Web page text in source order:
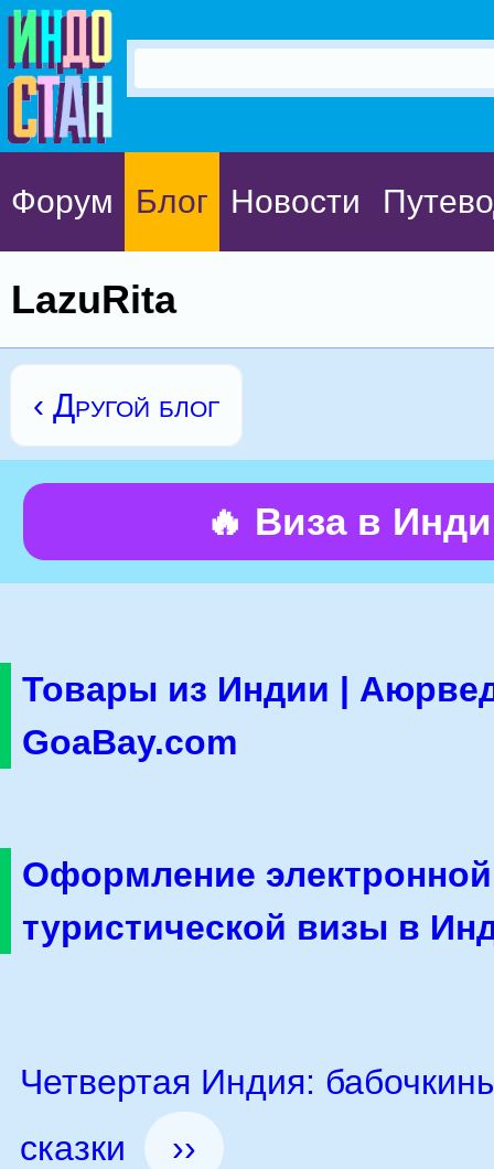
Форум Блог Новости
LazuRita
‹ Другой блог
🔥 Виза в
Товары из Индии |
GoaBay.com
Оформление электронной
туристической визы в
Четвертая Индия:
сказки
››